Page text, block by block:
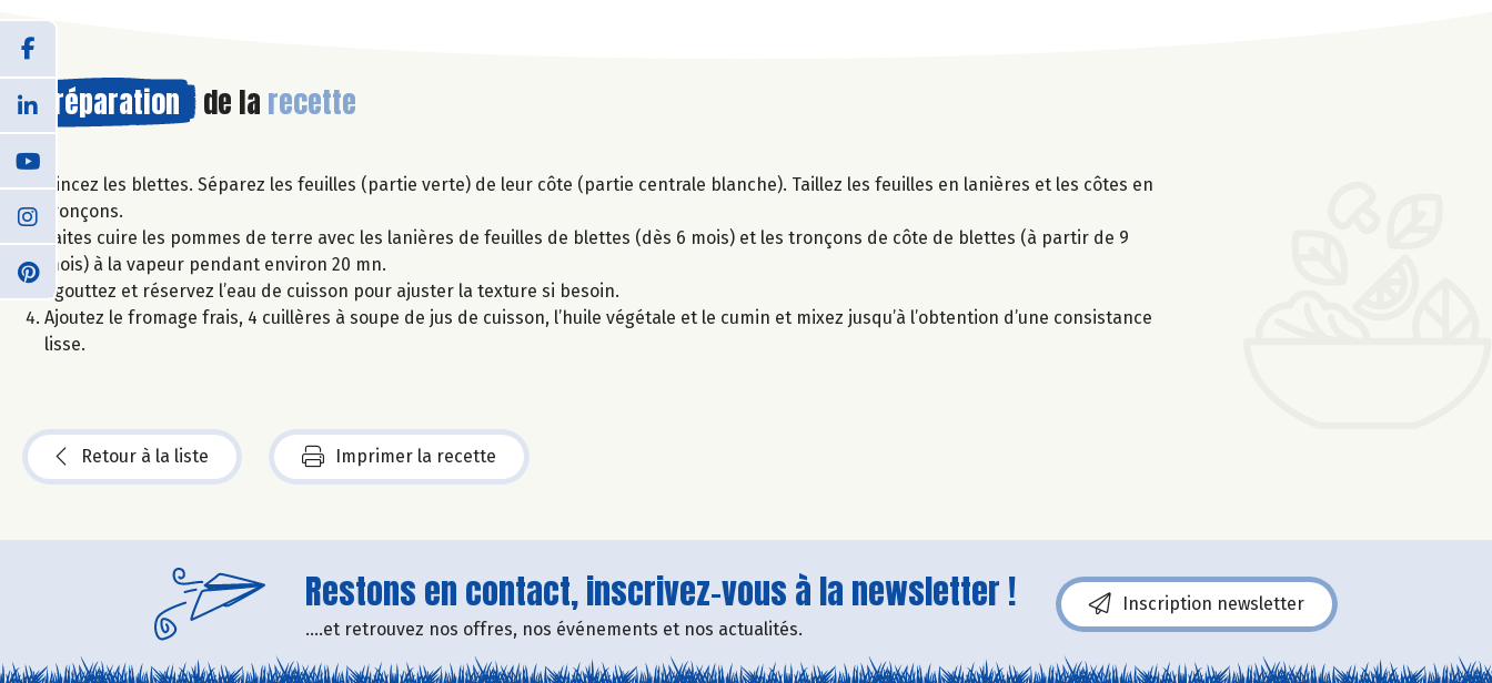
Préparation de la recette
Rincez les blettes. Séparez les feuilles (partie verte) de leur côte (partie centrale blanche). Taillez les feuilles en lanières et les côtes en
tronçons.
Faites cuire les pommes de terre avec les lanières de feuilles de blettes (dès 6 mois) et les tronçons de côte de blettes (à partir de 9
mois) à la vapeur pendant environ 20 mn.
Egouttez et réservez l’eau de cuisson pour ajuster la texture si besoin.
Ajoutez le fromage frais, 4 cuillères à soupe de jus de cuisson, l’huile végétale et le cumin et mixez jusqu’à l’obtention d’une consistance
lisse.
Retour à la liste Imprimer la recette
Restons en contact, inscrivez-vous à la newsletter !
....et retrouvez nos offres, nos événements et nos actualités.
Inscription newsletter